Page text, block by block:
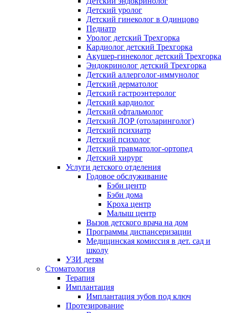
Детский уролог
Детский гинеколог в Одинцово
Педиатр
Уролог детский Трехгорка
Кардиолог детский Трехгорка
Акушер-гинеколог детский Трехгорка
Эндокринолог детский Трехгорка
Детский аллерголог-иммунолог
Детский дерматолог
Детский гастроэнтеролог
Детский кардиолог
Детский офтальмолог
Детский ЛОР (отоларинголог)
Детский психиатр
Детский психолог
Детский травматолог-ортопед
Детский хирург
Услуги детского отделения
Годовое обслуживание
Бэби центр
Бэби дома
Кроха центр
Малыш центр
Вызов детского врача на дом
Программы диспансеризации
Медицинская комиссия в дет. сад и
школу
УЗИ детям
Стоматология
Терапия
Имплантация
Имплантация зубов под ключ
Протезирование